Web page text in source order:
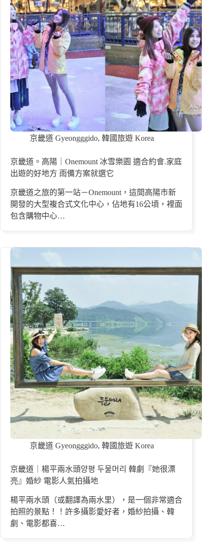
京畿道 Gyeongggido, 韓國旅遊 Korea
京畿道。高陽｜Onemount 冰雪樂園 適合約會.家庭
出遊的好地方 雨備方案就選它
京畿道之旅的第一站－Onemount，這間高陽市新
開發的大型複合式文化中心，佔地有16公頃，裡面
包含購物中心…
京畿道 Gyeongggido, 韓國旅遊 Korea
京畿道｜楊平兩水頭양평 두물머리 韓劇『她很漂
亮』婚紗 電影人氣拍攝地
楊平兩水頭（或翻譯為兩水里），是一個非常適合
拍照的景點！！許多攝影愛好者，婚紗拍攝、韓
劇、電影都喜…